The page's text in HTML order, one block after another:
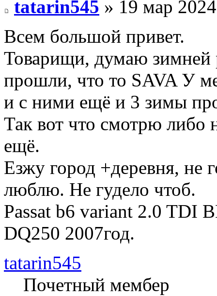
tatarin545 » 19 мар
Всем большой привет.
Товарищи, думаю зимней
прошли, что то SAVA У
и с ними ещё и 3 зимы
Так вот что смотрю
ещё.
Езжу город +деревня, не
люблю. Не гудело чтоб.
Passat b6 variant 2.0 TDI
DQ250 2007год.
tatarin545
Почетный мембер